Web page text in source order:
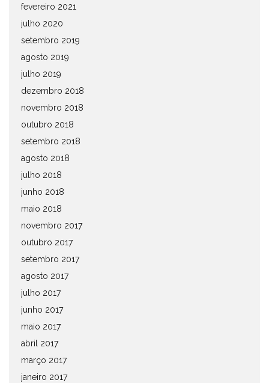
fevereiro 2021
julho 2020
setembro 2019
agosto 2019
julho 2019
dezembro 2018
novembro 2018
outubro 2018
setembro 2018
agosto 2018
julho 2018
junho 2018
maio 2018
novembro 2017
outubro 2017
setembro 2017
agosto 2017
julho 2017
junho 2017
maio 2017
abril 2017
março 2017
janeiro 2017